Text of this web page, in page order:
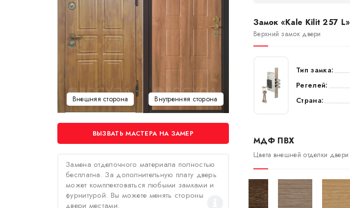
Внешняя сторона Внутренняя сторона
ВЫЗВАТЬ МАСТЕРА НА ЗАМЕР
Замена отделочного материала полностью
бесплатна. За дополнительную плату дверь
может комплектоваться любыми замками и
фурнитурой. Вы можете менять стороны
двери местами.
Замок «Kale Kilit 257 L»
Верхний замок двери
Тип замка:
Регелей:
Страна:
МДФ ПВХ
Цвета внешней отделки двери